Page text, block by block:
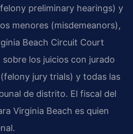
preliminary hearings) y
menores (misdemeanors),
Beach Circuit Court
los juicios con jurado
jury trials) y todas las
de distrito. El fiscal del
Virginia Beach es quien